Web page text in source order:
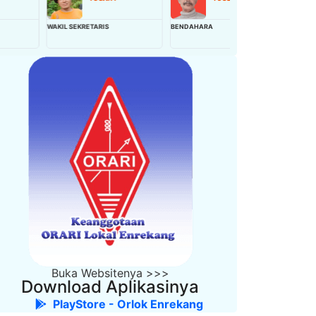
WAKIL SEKRETARIS
Buka Websitenya >>>
Download Aplikasinya
PlayStore - Orlok Enrekang